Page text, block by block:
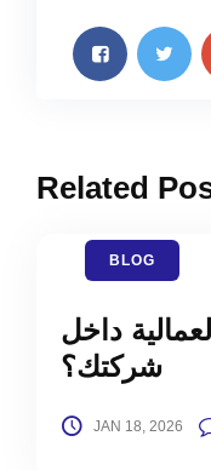
Related
BLOG
داخل
شركتك؟
JAN 18, 2026